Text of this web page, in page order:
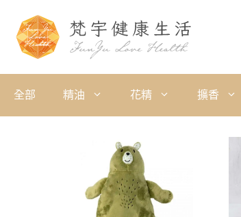
全部 精油 花精 擴香